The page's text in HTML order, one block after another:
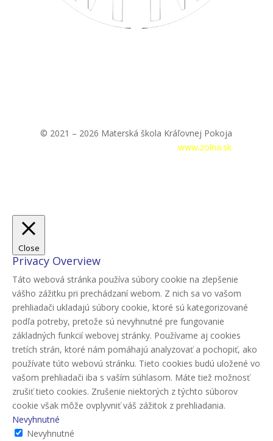
© 2021 – 2026 Materská škola Kráľovnej Pokoja
www.zolna.sk
Close
Privacy Overview
Táto webová stránka používa súbory cookie na zlepšenie
vášho zážitku pri prechádzaní webom. Z nich sa vo vašom
prehliadači ukladajú súbory cookie, ktoré sú kategorizované
podľa potreby, pretože sú nevyhnutné pre fungovanie
základných funkcií webovej stránky. Používame aj cookies
tretích strán, ktoré nám pomáhajú analyzovať a pochopiť, ako
používate túto webovú stránku. Tieto cookies budú uložené vo
vašom prehliadači iba s vaším súhlasom. Máte tiež možnosť
zrušiť tieto cookies. Zrušenie niektorých z týchto súborov
cookie však môže ovplyvniť váš zážitok z prehliadania.
Nevyhnutné
Nevyhnutné